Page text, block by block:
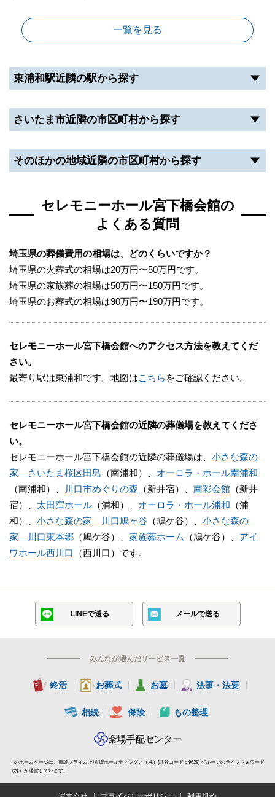
一覧を見る
東浦和駅近隣の駅から探す
さいたま市近隣の市区町村から探す
そのほかの地域近隣の市区町村から探す
セレモニーホール宮下橋会館の
よくある質問
埼玉県の葬儀費用の相場は、どのくらいですか？
埼玉県の火葬式の相場は20万円〜50万円です。
埼玉県の家族葬の相場は50万円〜150万円です。
埼玉県のお葬式の相場は90万円〜190万円です。
セレモニーホール宮下橋会館へのアクセス方法を教えてくだ
さい。
最寄り駅は東浦和です。地図はこちら をご確認ください。
セレモニーホール宮下橋会館の近隣の葬儀場を教えてくださ
い。
セレモニーホール宮下橋会館の近隣の葬儀場は、 小さな森の
家 さいたま桜区田島 （南浦和）、 オーロラ・ホール南浦和
（南浦和）、
川口市めぐりの森 （新井宿）、 南彩会館 （新井
宿）、 太田窪ホール （浦和）、 オーロラ・ホール浦和 （浦
和）、 小さな森の家 川口鳩ヶ谷 （鳩ケ谷）、 小さな森の
家 川口東本郷 （鳩ケ谷）、 家族葬ホーム （鳩ケ谷）、 アイ
ワホール西川口
（西川口）です。
LINEで送る メールで送る
みんなが選んだサービス一覧
終活 お葬式 お墓 法事・法要
相続 保険 もの整理
斎場手配センター
このホームページは、東証プライム上場 燦ホールディングス（株）[証券コード：9628] グループのライフフォワード
（株）が運営しています。